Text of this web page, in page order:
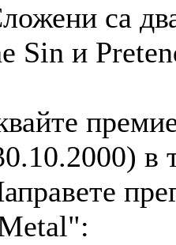
са
Sin и
в